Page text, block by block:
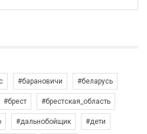
#барановичи #беларусь
#брест #брестская_область
#дальнобойщик #дети